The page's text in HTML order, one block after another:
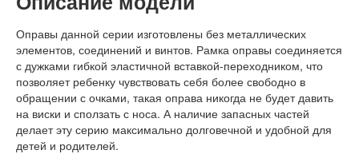
Оправы данной серии изготовлены без металлических
элементов, соединений и винтов. Рамка оправы соединяется
с дужками гибкой эластичной вставкой-переходником, что
позволяет ребенку чувствовать себя более свободно в
обращении с очками, такая оправа никогда не будет давить
на виски и сползать с носа. А наличие запасных частей
делает эту серию максимально долговечной и удобной для
детей и родителей.